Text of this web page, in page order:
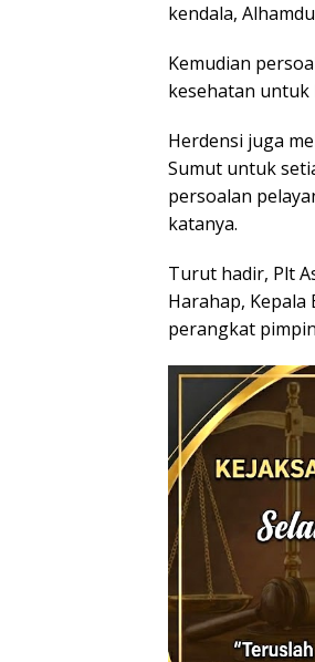
kendala,
Kemudian
kesehatan untuk
Herdensi juga
Sumut untuk
persoalan
katanya.
Turut hadir, Plt
Harahap, Kepala
perangkat